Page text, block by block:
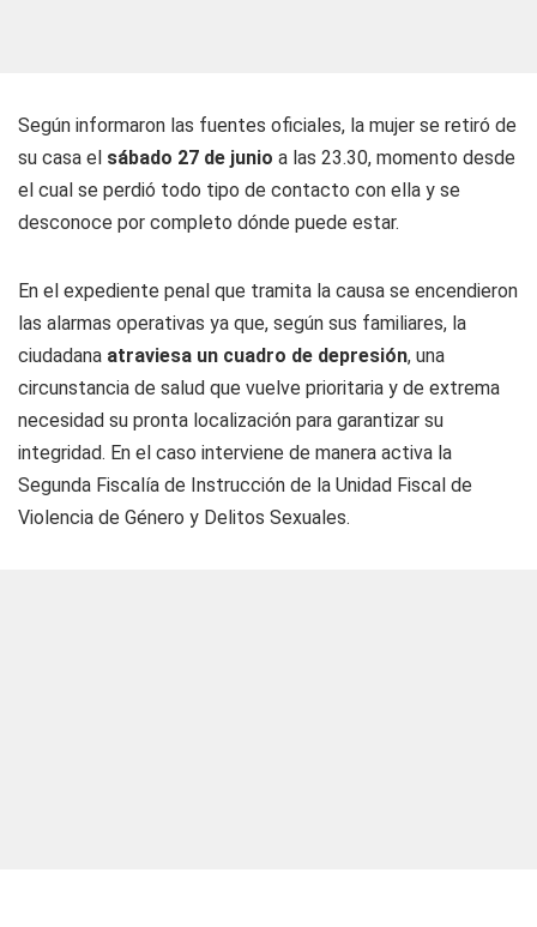
Según informaron las fuentes oficiales, la mujer se retiró de
su casa el sábado 27 de junio a las 23.30, momento desde
el cual se perdió todo tipo de contacto con ella y se
desconoce por completo dónde puede estar.
En el expediente penal que tramita la causa se encendieron
las alarmas operativas ya que, según sus familiares, la
ciudadana atraviesa un cuadro de depresión, una
circunstancia de salud que vuelve prioritaria y de extrema
necesidad su pronta localización para garantizar su
integridad. En el caso interviene de manera activa la
Segunda Fiscalía de Instrucción de la Unidad Fiscal de
Violencia de Género y Delitos Sexuales.